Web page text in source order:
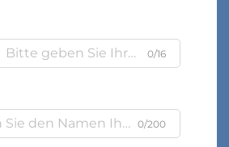
0/16
0/200